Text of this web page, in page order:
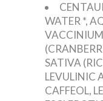
WATER *,
SATIVA
LEVULINIC
CAFFEOL,